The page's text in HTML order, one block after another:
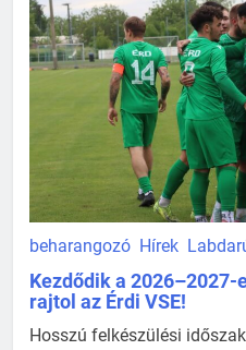
beharangozó Hírek
Kezdődik a 2026–2027-
rajtol az Érdi VSE!
Hosszú felkészülési